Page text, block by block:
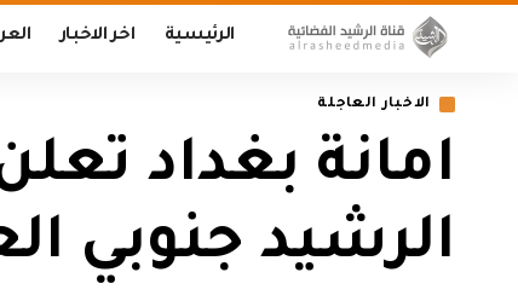
الرئيسية اخر الاخبار
الاخبار العاجلة
الرشيد جنوبي